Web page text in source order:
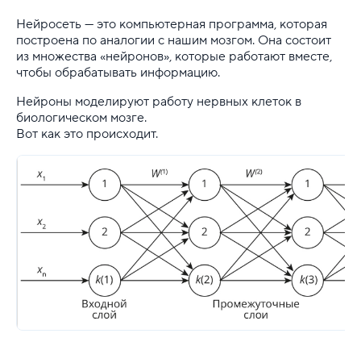
VDS
Облачная платформа
Почта
Партнерская программа
Конструктор сайта
Реклама и продвижение
Для разработки
Выделенные серверы
Нейросеть — это компьютерная программа, которая
построена по аналогии с нашим мозгом. Она состоит
из множества «нейронов», которые работают вместе,
чтобы обрабатывать информацию.
Нейроны моделируют работу нервных клеток в
биологическом мозге.
Вот как это происходит.